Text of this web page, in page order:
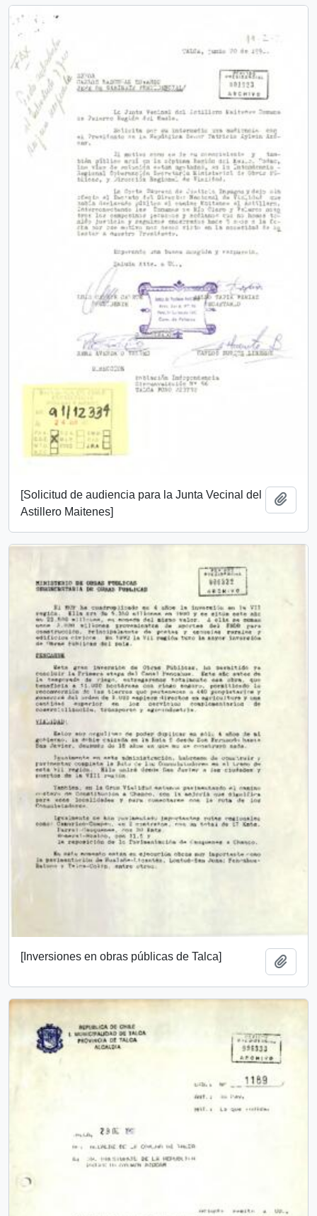
[Solicitud de audiencia para la Junta Vecinal del
Astillero Maitenes]
[Inversiones en obras públicas de Talca]